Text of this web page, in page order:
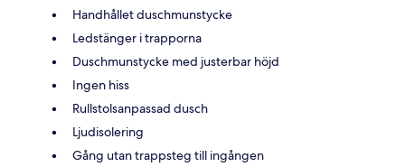
Handhållet duschmunstycke
Ledstänger i trapporna
Duschmunstycke med justerbar höjd
Ingen hiss
Rullstolsanpassad dusch
Ljudisolering
Gång utan trappsteg till ingången